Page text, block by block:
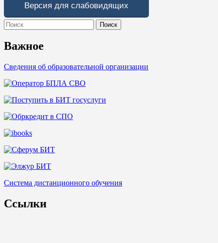
Версия для слабовидящих
Search
for:
Важное
Сведения об образовательной организации
Система дистанционного обучения
Ссылки